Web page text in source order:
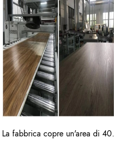
La fabbrica copre un'area di